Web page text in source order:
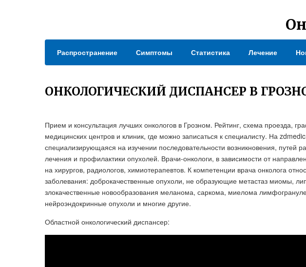
Распространение Симптомы Статистика Лечение
ОНКОЛОГИЧЕСКИЙ ДИСПАНСЕР В
Прием и консультация лучших онкологов в Грозном. Рейтинг, схема проезда,
медицинских центров и клиник, где можно записаться к специалисту. На
специализирующаяся на изучении последовательности возникновения, путей
лечения и профилактики опухолей. Врачи-онкологи, в зависимости от
на хирургов, радиологов, химиотерапевтов. К компетенции врача онколога
заболевания: доброкачественные опухоли, не образующие метастаз миомы,
злокачественные новообразования меланома, саркома, миелома
нейроэндокринные опухоли и многие другие.
Областной онкологический диспансер: